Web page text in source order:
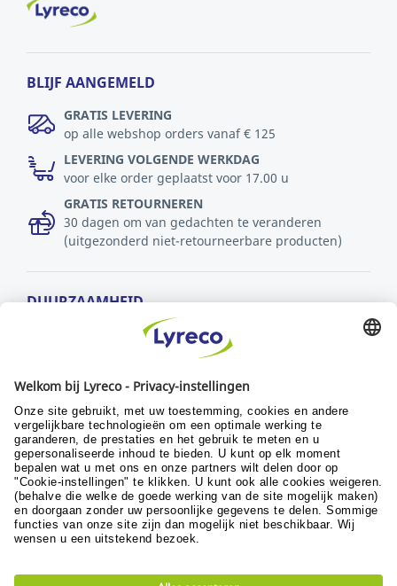
BLIJF AANGEMELD
GRATIS LEVERING
op alle webshop orders vanaf € 125
LEVERING VOLGENDE WERKDAG
voor elke order geplaatst voor 17.00 u
GRATIS RETOURNEREN
30 dagen om van gedachten te veranderen
(uitgezonderd niet-retourneerbare producten)
DUURZAAMHEID
Ontwikkelingsdoelstellingen
© Lyreco 2024
Algemene verkoopsvoorwaarden |Algemene
gebruiksvoorwaarden|Retour- en
garantievoorwaarden
Privacy Settings|Site map